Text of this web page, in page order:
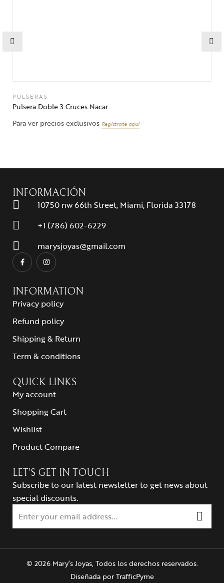
PULSERAS
Pulsera Doble 3 Cruces Nacar
Para ver precios exclusivos Regístrate aquí
INFORMACIÓN
10750 nw 66th Street, Miami, Florida 33178
+1 (786) 602-6229
marysjoyas@gmail.com
INFORMATION
Privacy policy
Refund policy
Shipping & Return
Term & conditions
QUICK LINKS
My account
Shopping Cart
Wishlist
Product Compare
LET’S GET IN TOUCH
Subscribe to our latest newsletter to get news about
special discounts.
© 2026 Mary’s Joyas, Todos los derechos reservados.
Diseñada porTrafficPyme